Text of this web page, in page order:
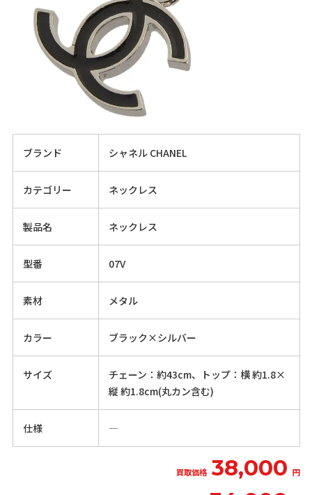
ブランド シャネル CHANEL
カテゴリー ネックレス
製品名 ネックレス
型番 07V
素材 メタル
カラー ブラック×シルバー
サイズ
チェーン：約43cm、トップ：横 約1.8×
縦 約1.8cm(丸カン含む)
仕様 ―
買取価格 38,000 円